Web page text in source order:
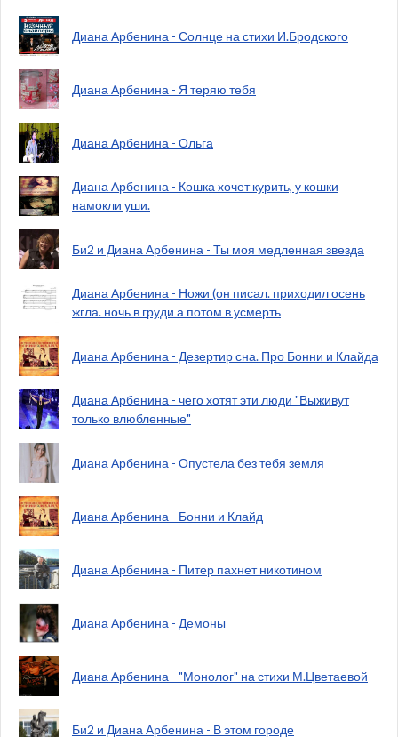
Диана Арбенина - Солнце на стихи И.Бродского
Диана Арбенина - Я теряю тебя
Диана Арбенина - Ольга
Диана Арбенина - Кошка хочет курить, у кошки
намокли уши.
Би2 и Диана Арбенина - Ты моя медленная звезда
Диана Арбенина - Ножи (он писал. приходил осень
жгла. ночь в груди а потом в усмерть
Диана Арбенина - Дезертир сна. Про Бонни и Клайда
Диана Арбенина - чего хотят эти люди "Выживут
только влюбленные"
Диана Арбенина - Опустела без тебя земля
Диана Арбенина - Бонни и Клайд
Диана Арбенина - Питер пахнет никотином
Диана Арбенина - Демоны
Диана Арбенина - "Монолог" на стихи М.Цветаевой
Би2 и Диана Арбенина - В этом городе